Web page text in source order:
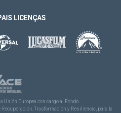
LICENÇAS
Unión Europea con cargo al Fondo
Recuperación, Trasformación y Resiliencia, para la